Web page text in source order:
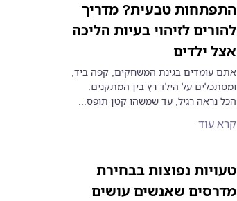
התפתחות טבעית? מדריך
להורים לזיהוי בעיות הליכה
אצל ילדים
אתם עומדים בגינת המשחקים, קפה ביד,
ומסתכלים על הילד רץ בין המתקנים.
הכל נראה רגיל, עד שמשהו קטן תופס...
קרא עוד
טעויות נפוצות בבחירת
מדרסים שאנשים עושים